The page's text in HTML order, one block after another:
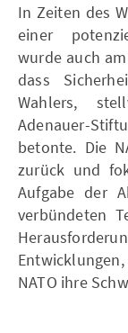
In Zeiten des
einer
wurde auch
dass
Wahlers,
Adenauer-
betonte. Die
zurück und
Aufgabe der
verbündeten
NATO ihre